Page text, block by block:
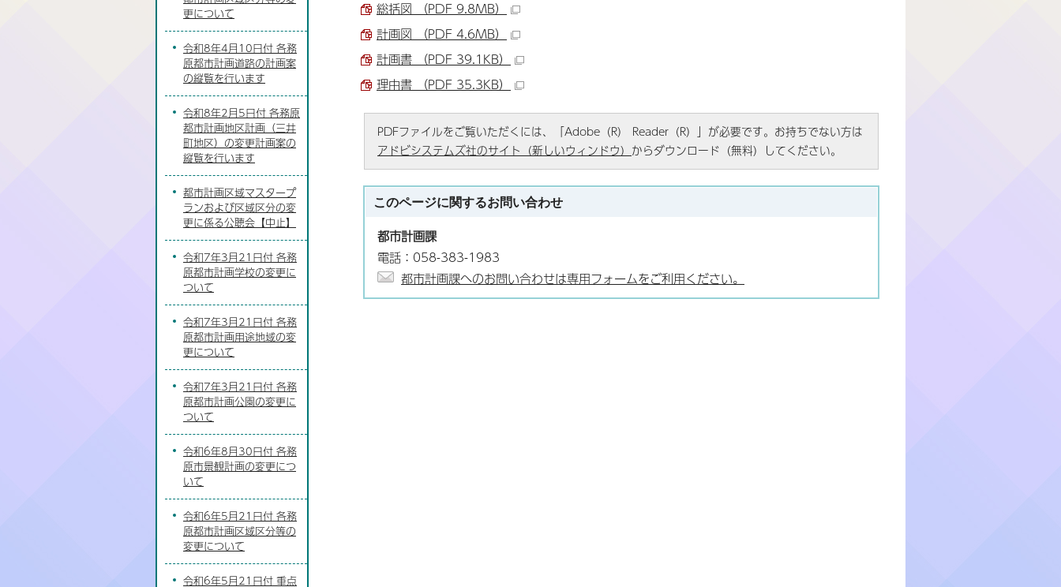
総括図 （PDF 9.8MB）
計画図 （PDF 4.6MB）
計画書 （PDF 39.1KB）
理由書 （PDF 35.3KB）
PDFファイルをご覧いただくには、「Adobe（R） Reader（R）」が必要です。お持ちでない方は
アドビシステムズ社のサイト（新しいウィンドウ） からダウンロード（無料）してください。
このページに関するお問い合わせ
都市計画課
電話：058-383-1983
都市計画課へのお問い合わせは専用フォームをご利用ください。
更について
令和8年4月10日付 各務
原都市計画道路の計画案
の縦覧を行います
令和8年2月5日付 各務原
都市計画地区計画（三井
町地区）の変更計画案の
縦覧を行います
都市計画区域マスタープ
ランおよび区域区分の変
更に係る公聴会【中止】
令和7年3月21日付 各務
原都市計画学校の変更に
ついて
令和7年3月21日付 各務
原都市計画用途地域の変
更について
令和7年3月21日付 各務
原都市計画公園の変更に
ついて
令和6年8月30日付 各務
原市景観計画の変更につ
いて
令和6年5月21日付 各務
原都市計画区域区分等の
変更について
令和6年5月21日付 重点